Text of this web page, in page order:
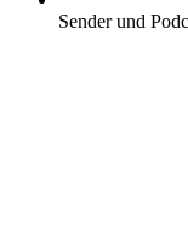
Sender und